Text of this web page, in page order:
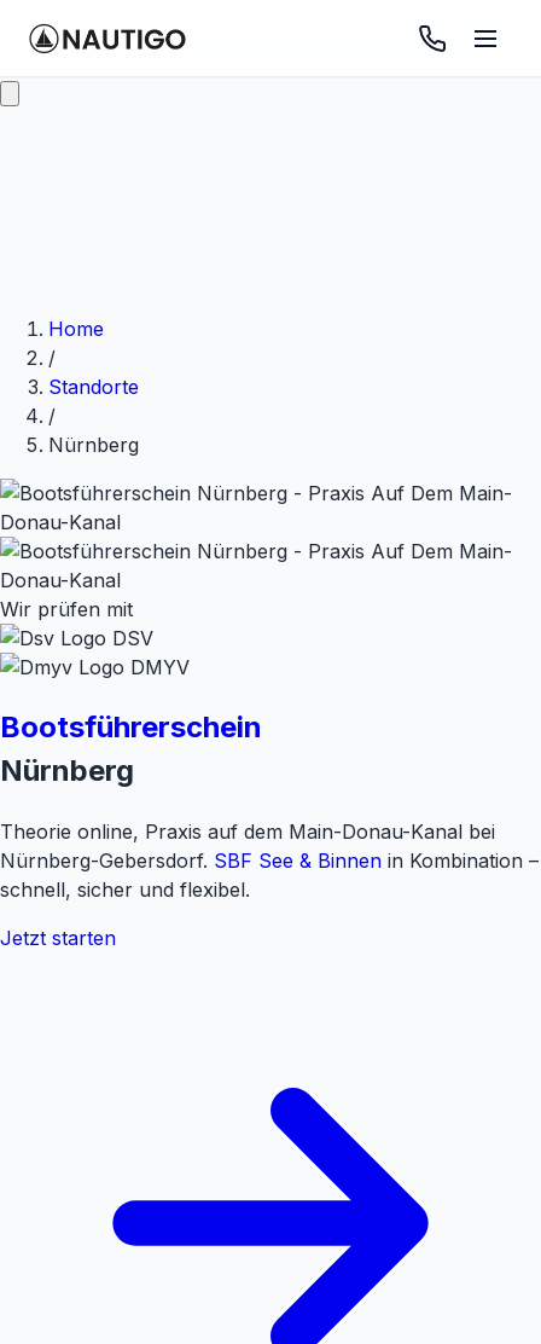
Video schließen
Home
/
Standorte
/
Nürnberg
Wir prüfen mit
DSV
DMYV
Bootsführerschein
Nürnberg
Theorie online, Praxis auf dem Main-Donau-Kanal bei
Nürnberg-Gebersdorf. SBF See & Binnen in Kombination –
schnell, sicher und flexibel.
Jetzt starten